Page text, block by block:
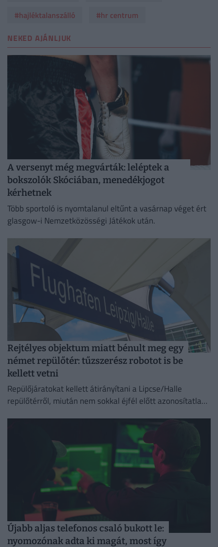
#hajléktalanszálló
#hr centrum
NEKED AJÁNLJUK
A versenyt még megvárták: leléptek a
bokszolók Skóciában, menedékjogot
kérhetnek
Több sportoló is nyomtalanul eltűnt a vasárnap véget ért
glasgow-i Nemzetközösségi Játékok után.
Rejtélyes objektum miatt bénult meg egy
német repülőtér: tűzszerész robotot is be
kellett vetni
Repülőjáratokat kellett átirányítani a Lipcse/Halle
repülőtérről, miután nem sokkal éjfél előtt azonosítatlan
Újabb aljas telefonos csaló bukott le:
nyomozónak adta ki magát, most így